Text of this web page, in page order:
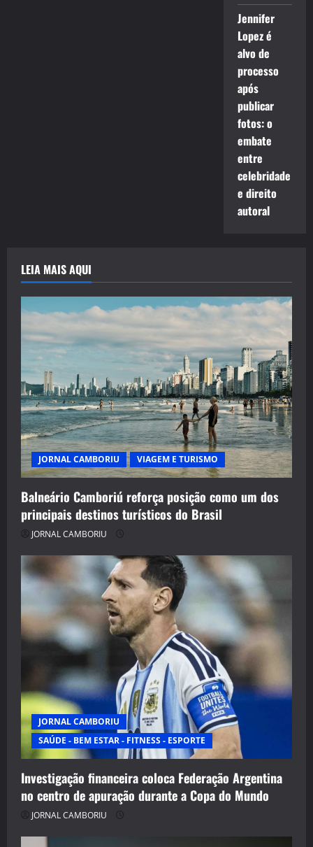
Jennifer
Lopez é
alvo de
processo
após
publicar
fotos: o
embate
entre
celebridade
e direito
autoral
LEIA MAIS AQUI
JORNAL CAMBORIU VIAGEM E TURISMO
Balneário Camboriú reforça posição como um dos
principais destinos turísticos do Brasil
JORNAL CAMBORIU
JORNAL CAMBORIU
SAÚDE - BEM ESTAR - FITNESS - ESPORTE
Investigação financeira coloca Federação Argentina
no centro de apuração durante a Copa do Mundo
JORNAL CAMBORIU